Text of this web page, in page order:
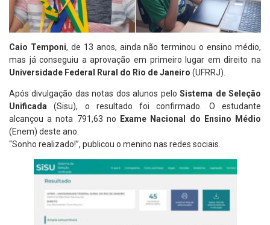
Caio Temponi, de 13 anos, ainda não terminou o ensino médio,
mas já conseguiu a aprovação em primeiro lugar em direito na
Universidade Federal Rural do Rio de Janeiro (UFRRJ).
Após divulgação das notas dos alunos peloSistema de Seleção
Unificada (Sisu), o resultado foi confirmado. O estudante
alcançou a nota 791,63 no Exame Nacional do Ensino Médio
(Enem) deste ano.
“Sonho realizado!”, publicou o menino nas redes sociais.